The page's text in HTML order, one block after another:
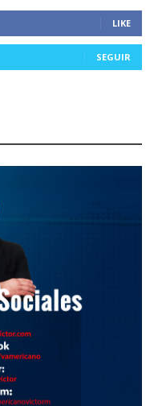
LIKE
SEGUIR